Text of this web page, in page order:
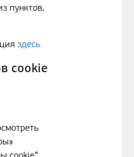
пунктов.
здесь
cookie